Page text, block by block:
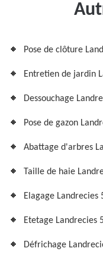
Pose de clôture
Entretien de jardin
Dessouchage
Pose de gazon
Abattage d'arbres
Taille de haie
Elagage Landrecies
Etetage Landrecies
Défrichage